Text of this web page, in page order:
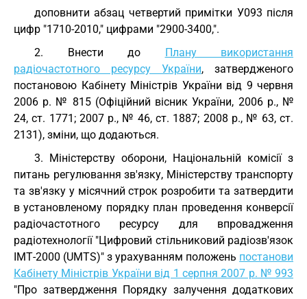
доповнити абзац четвертий примітки У093 після
цифр "1710-2010," цифрами "2900-3400,".
2. Внести до Плану використання
радіочастотного ресурсу України, затвердженого
постановою Кабінету Міністрів України від 9 червня
2006 р. № 815 (Офіційний вісник України, 2006 р., №
24, ст. 1771; 2007 р., № 46, ст. 1887; 2008 р., № 63, ст.
2131), зміни, що додаються.
3. Міністерству оборони, Національній комісії з
питань регулювання зв'язку, Міністерству транспорту
та зв'язку у місячний строк розробити та затвердити
в установленому порядку план проведення конверсії
радіочастотного ресурсу для впровадження
радіотехнології "Цифровий стільниковий радіозв'язок
ІМТ-2000 (UMTS)" з урахуванням положень постанови
Кабінету Міністрів України від 1 серпня 2007 р. № 993
"Про затвердження Порядку залучення додаткових